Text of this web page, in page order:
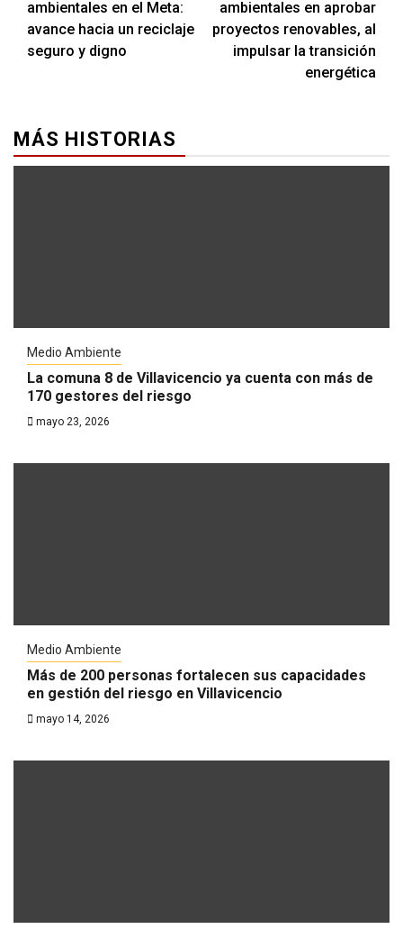
ambientales en el Meta:
avance hacia un reciclaje
seguro y digno
ambientales en aprobar
proyectos renovables, al
impulsar la transición
energética
MÁS HISTORIAS
Medio Ambiente
La comuna 8 de Villavicencio ya cuenta con más de
170 gestores del riesgo
mayo 23, 2026
Medio Ambiente
Más de 200 personas fortalecen sus capacidades
en gestión del riesgo en Villavicencio
mayo 14, 2026